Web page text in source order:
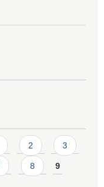
2 3
8 9